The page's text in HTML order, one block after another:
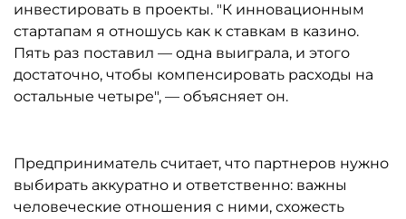
инвестировать в проекты. "К инновационным
стартапам я отношусь как к ставкам в казино.
Пять раз поставил — одна выиграла, и этого
достаточно, чтобы компенсировать расходы на
остальные четыре", — объясняет он.
Предприниматель считает, что партнеров нужно
выбирать аккуратно и ответственно: важны
человеческие отношения с ними, схожесть